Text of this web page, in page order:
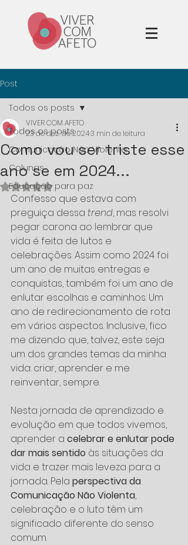
Post
Todos os posts
Comunicação Não Violenta
Colunas
Educação para paz
Todos os posts
Como vou ser triste esse
ano se em 2024...
VIVER COM AFETO
23 de dez. de 20243 min de leitura
Avaliado com NaN de 5 estrelas.
Confesso que estava com
preguiça dessa trend, mas resolvi
pegar carona ao lembrar que
vida é feita de lutos e
celebrações. Assim como 2024 foi
um ano de muitas entregas e
conquistas, também foi um ano de
enlutar escolhas e caminhos. Um
ano de redirecionamento de rota
em vários aspectos. Inclusive, fico
me dizendo que, talvez, este seja
um dos grandes temas da minha
vida: criar, aprender e me
reinventar, sempre.
Nesta jornada de aprendizado e
evolução em que todos vivemos,
aprender a celebrar e enlutar pode
dar mais sentido às situações da
vida e trazer mais leveza para a
jornada. Pela perspectiva da
Comunicação Não Violenta,
celebração e o luto têm um
significado diferente do senso
comum.